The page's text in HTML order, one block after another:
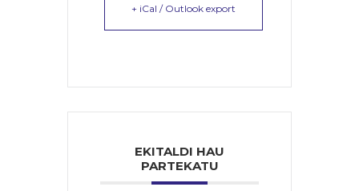
+ iCal / Outlook export
EKITALDI HAU
PARTEKATU